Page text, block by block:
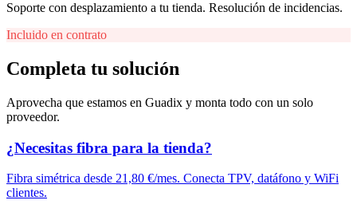
Soporte con desplazamiento a tu tienda. Resolución de incidencias.
Incluido en contrato
Completa tu solución
Aprovecha que estamos en Guadix y monta todo con un solo
proveedor.
¿Necesitas fibra para la tienda?
Fibra simétrica desde 21,80 €/mes. Conecta TPV, datáfono y WiFi
clientes.